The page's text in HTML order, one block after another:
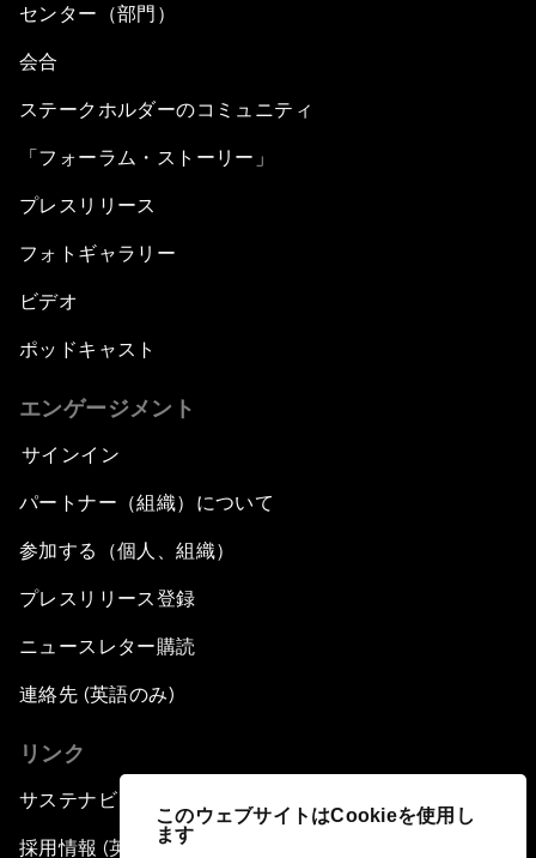
このウェブサイトはCookieを使用し
ます
センター（部門）
会合
ステークホルダーのコミュニティ
「フォーラム・ストーリー」
プレスリリース
フォトギャラリー
ビデオ
ポッドキャスト
エンゲージメント
サインイン
パートナー（組織）について
参加する（個人、組織）
プレスリリース登録
ニュースレター購読
連絡先 (英語のみ)
リンク
サステナビリティへの取り組み
採用情報 (英語のみ)